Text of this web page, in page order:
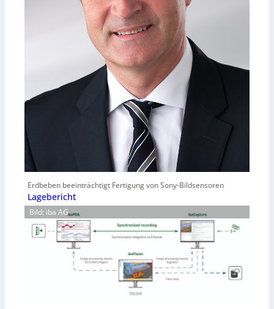
Erdbeben beeinträchtigt Fertigung von Sony-Bildsensoren
Lagebericht
Bild: iba AG